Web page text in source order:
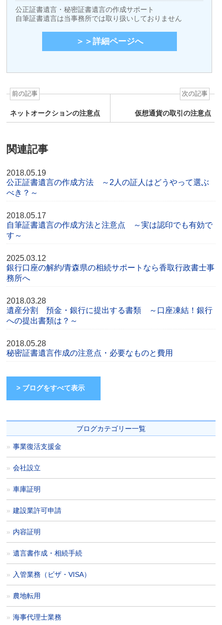
公正証書遺言・秘密証書遺言の作成サポート
自筆証書遺言は当事務所では取り扱いしておりません
＞＞詳細ページへ
前の記事
ネットオークションの注意点
次の記事
仮想通貨の取引の注意点
関連記事
2018.05.19
公正証書遺言の作成方法 ～2人の証人はどうやって選ぶ
べき？～
2018.05.17
自筆証書遺言の作成方法と注意点 ～実は認印でも有効で
す～
2025.03.12
銀行口座の解約/青森県の相続サポートなら香取行政書士事
務所へ
2018.03.28
遺産分割 預金・銀行に提出する書類 ～口座凍結！銀行
への提出書類は？～
2018.05.28
秘密証書遺言作成の注意点・必要なものと費用
> ブログをすべて表示
ブログカテゴリー一覧
事業復活支援金
会社設立
車庫証明
建設業許可申請
内容証明
遺言書作成・相続手続
入管業務（ビザ・VISA）
農地転用
海事代理士業務